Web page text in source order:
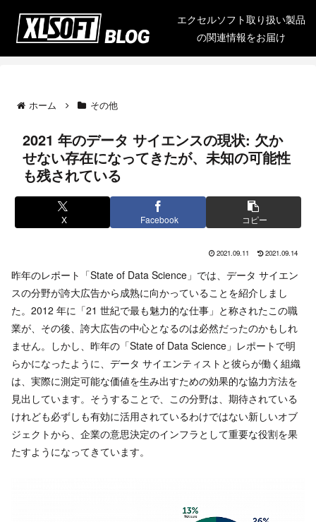
エクセルソフト取り扱い製品
の関連情報をお届け
ホーム その他
2021 年のデータ サイエンスの現状: 欠か
せない存在になってきたが、未知の可能性
も残されている
X Facebook コピー
2021.09.11 2021.09.14
昨年のレポート「State of Data Science」では、データ サイエン
スの分野が誇大広告から成熟に向かっていることを紹介しまし
た。2012 年に「21 世紀で最も魅力的な仕事」と称されたこの職
業が、その後、誇大広告の中心となるのは必然だったのかもしれ
ません。しかし、昨年の「State of Data Science」レポートで明
らかになったように、データ サイエンティストと彼らが働く組織
は、実際に測定可能な価値を生み出すための効果的な協力方法を
見出しています。そうすることで、この分野は、期待されている
けれども必ずしも有効に活用されているわけではない新しいオブ
ジェクトから、企業の意思決定のインフラとして重要な役割を果
たすようになってきています。